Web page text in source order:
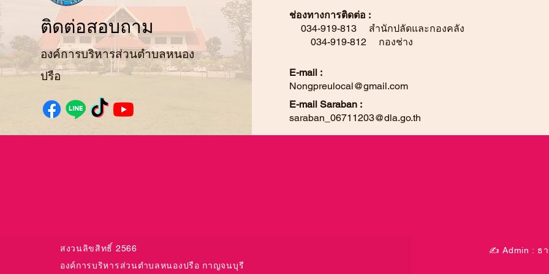
ติดต่อสอบถาม
องค์การบริหารส่วนตำบลหนอง
ปรือ
ช่องทางการติดต่อ :
034-919-813 สำนักปลัดและกองคลัง
034-919-812 กองช่าง
E-mail :
Nongpreulocal@gmail.com
E-mail Saraban :
saraban_06711203@dla.go.th
สงวนลิขสิทธิ์ 2566
องค์การบริหารส่วนตำบลหนองปรือ กาญจนบุรี
✍ Admin : ธ